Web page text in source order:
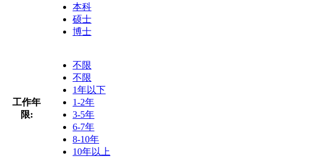
本科
硕士
博士
工作年
限:
不限
不限
1年以下
1-2年
3-5年
6-7年
8-10年
10年以上